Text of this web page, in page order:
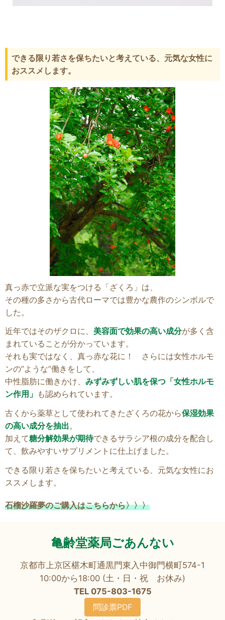
できる限り若さを保ちたいと考えている、元気な女性に
おススメします。
真っ赤で立派な実をつける「ざくろ」は、
その種の多さから古代ローマでは豊かな農作のシンボルで
した。
近年ではそのザクロに、 美容面で効果の高い成分が多く含
まれていることが分かっています。
それも実ではなく、真っ赤な花に！ さらには女性ホルモ
ンの”ような”働きをして、
中性脂肪に働きかけ、 みずみずしい肌を保つ「女性ホルモ
ン作用」
も認められています。
古くから薬草として使われてきたざくろの花から保湿効果
の高い成分を抽出。
加えて糖分解効果が期待できるサラシア根の成分を配合し
て、飲みやすいサプリメントに仕上げました。
できる限り若さを保ちたいと考えている、元気な女性にお
ススメします。
石榴沙羅夢のご購入はこちらから〉〉〉
亀齢堂薬局ごあんない
京都市上京区椹木町通黒門東入中御門横町574-1
10:00から18:00 (土・日・祝 お休み)
TEL 075-803-1675
問診票PDF